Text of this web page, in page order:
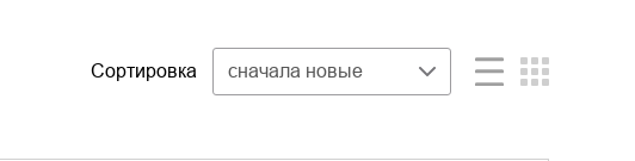
Сортировка сначала новые